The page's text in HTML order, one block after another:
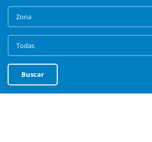
Buscar